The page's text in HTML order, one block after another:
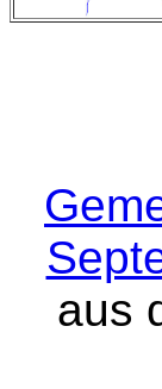
aus